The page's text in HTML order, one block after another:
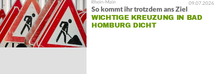
09.07.2026
So kommt ihr trotzdem ans Ziel
WICHTIGE KREUZUNG IN BAD
HOMBURG DICHT